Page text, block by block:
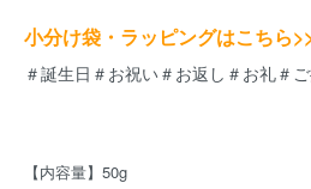
小分け袋・ラッピングはこちら
＃誕生日＃お祝い＃お返し＃お礼＃
【内容量】50g